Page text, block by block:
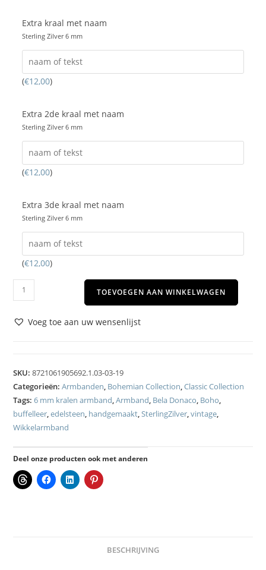
Extra kraal met naam
Sterling Zilver 6 mm
(€12,00)
Extra 2de kraal met naam
Sterling Zilver 6 mm
(€12,00)
Extra 3de kraal met naam
Sterling Zilver 6 mm
(€12,00)
TOEVOEGEN AAN WINKELWAGEN
Voeg toe aan uw wensenlijst
SKU:8721061905692.1.03-03-19
Categorieën:Armbanden Bohemian Collection ,Classic Collection
Tags:6 mm kralen armband ,Armband Bela Donaco Boho
buffelleer ,edelsteen handgemaakt SterlingZilver ,vintage
Wikkelarmband
Deel onze producten ook met anderen
BESCHRIJVING